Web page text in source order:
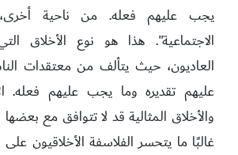
يجب عليهم فعله. من ناحية
الاجتماعية". هذا هو نوع الأخلاق
العاديون، حيث يتألف من معتقدات
عليهم تقديره وما يجب عليهم فعله.
والأخلاق المثالية قد لا تتوافق مع
غالبًا ما يتحسر الفلاسفة الأخلاقيون